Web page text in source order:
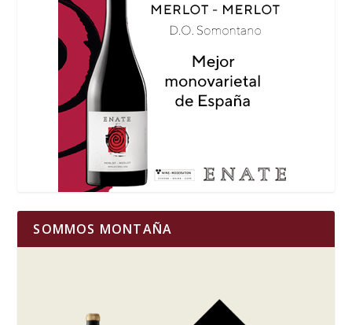
SOMMOS MONTAÑA